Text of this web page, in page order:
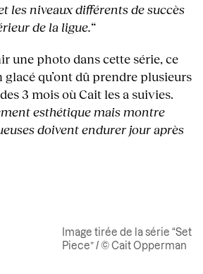
les niveaux différents de succès
de la ligue.“
une photo dans cette série, ce
glacé qu’ont dû prendre plusieurs
3 mois où Cait les a suivies.
esthétique mais montre
doivent endurer jour après
Image tirée de la série “Set
Piece” / © Cait Opperman